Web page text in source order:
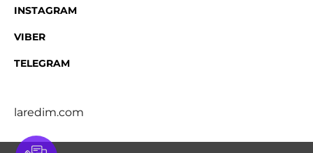
INSTAGRAM
VIBER
TELEGRAM
laredim.com